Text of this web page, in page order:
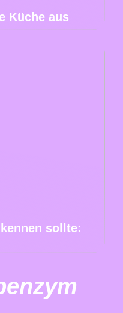
Küche aus
sollte: